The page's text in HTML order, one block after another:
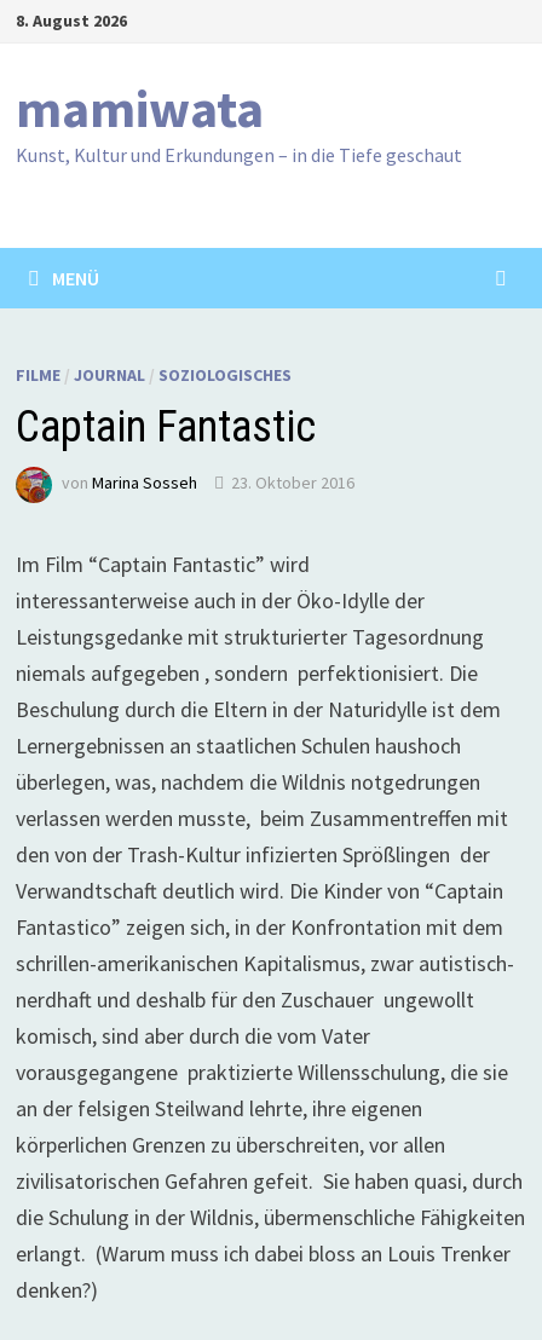
Zum8. August 2026
mamiwata
Kunst, Kultur und Erkundungen – in die Tiefe geschaut
MENÜ
FILME/ JOURNAL/ SOZIOLOGISCHES
Captain Fantastic
von Marina Sosseh 23. Oktober 2016
Im Film “Captain Fantastic” wird
interessanterweise auch in der Öko-Idylle der
Leistungsgedanke mit strukturierter Tagesordnung
niemals aufgegeben , sondern perfektionisiert. Die
Beschulung durch die Eltern in der Naturidylle ist dem
Lernergebnissen an staatlichen Schulen haushoch
überlegen, was, nachdem die Wildnis notgedrungen
verlassen werden musste, beim Zusammentreffen mit
den von der Trash-Kultur infizierten Sprößlingen der
Verwandtschaft deutlich wird. Die Kinder von “Captain
Fantastico” zeigen sich, in der Konfrontation mit dem
schrillen-amerikanischen Kapitalismus, zwar autistisch-
nerdhaft und deshalb für den Zuschauer ungewollt
komisch, sind aber durch die vom Vater
vorausgegangene praktizierte Willensschulung, die sie
an der felsigen Steilwand lehrte, ihre eigenen
körperlichen Grenzen zu überschreiten, vor allen
zivilisatorischen Gefahren gefeit. Sie haben quasi, durch
die Schulung in der Wildnis, übermenschliche Fähigkeiten
erlangt. (Warum muss ich dabei bloss an Louis Trenker
denken?)